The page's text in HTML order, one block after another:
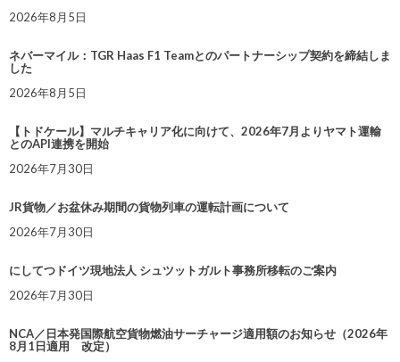
2026年8月5日
ネバーマイル：TGR Haas F1 Teamとのパートナーシップ契約を締結しま
した
2026年8月5日
【トドケール】マルチキャリア化に向けて、2026年7月よりヤマト運輸
とのAPI連携を開始
2026年7月30日
JR貨物／お盆休み期間の貨物列車の運転計画について
2026年7月30日
にしてつドイツ現地法人 シュツットガルト事務所移転のご案内
2026年7月30日
NCA／日本発国際航空貨物燃油サーチャージ適用額のお知らせ（2026年
8月1日適用 改定）